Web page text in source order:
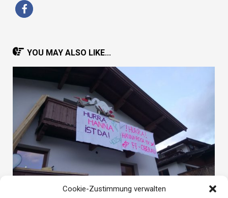
Cookie-Zustimmung verwalten
YOU MAY ALSO LIKE...
Babyalarm bei der FF Oberau